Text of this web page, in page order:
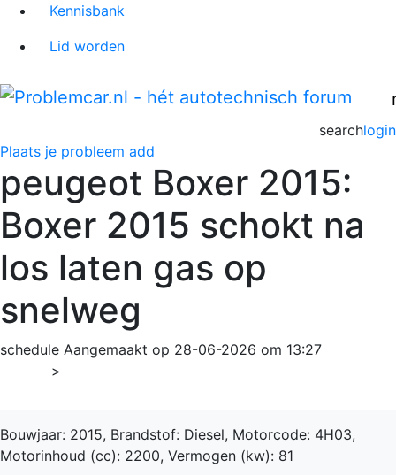
Kennisbank
Lid worden
login
search
Plaats je probleem add
peugeot Boxer 2015:
Boxer 2015 schokt na
los laten gas op
snelweg
schedule Aangemaakt op 28-06-2026 om 13:27
>
Bouwjaar: 2015, Brandstof: Diesel, Motorcode: 4H03,
Motorinhoud (cc): 2200, Vermogen (kw): 81